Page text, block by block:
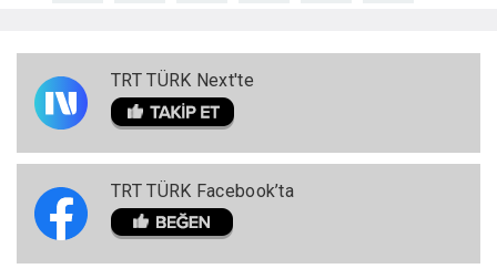
TRT TÜRK Next'te
TRT TÜRK Facebook’ta